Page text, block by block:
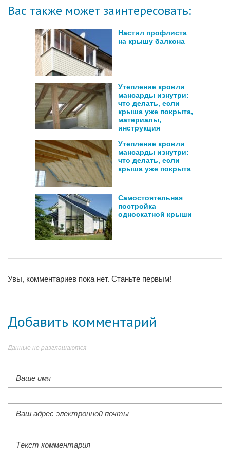
Вас также может заинтересовать:
Настил профлиста
на крышу балкона
Утепление кровли
мансарды изнутри:
что делать, если
крыша уже покрыта,
материалы,
инструкция
Утепление кровли
мансарды изнутри:
что делать, если
крыша уже покрыта
Самостоятельная
постройка
односкатной крыши
Увы, комментариев пока нет. Станьте первым!
Добавить комментарий
Данные не разглашаются